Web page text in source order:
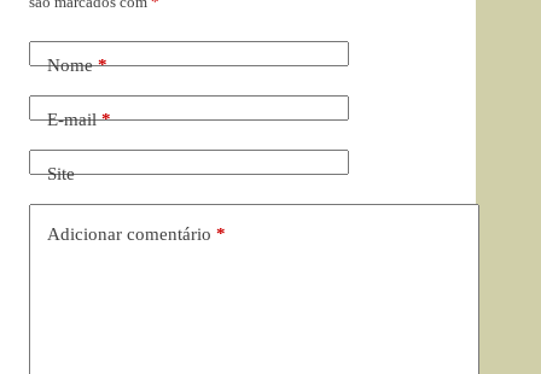
Nome*
E-mail*
Site
Adicionar comentário *